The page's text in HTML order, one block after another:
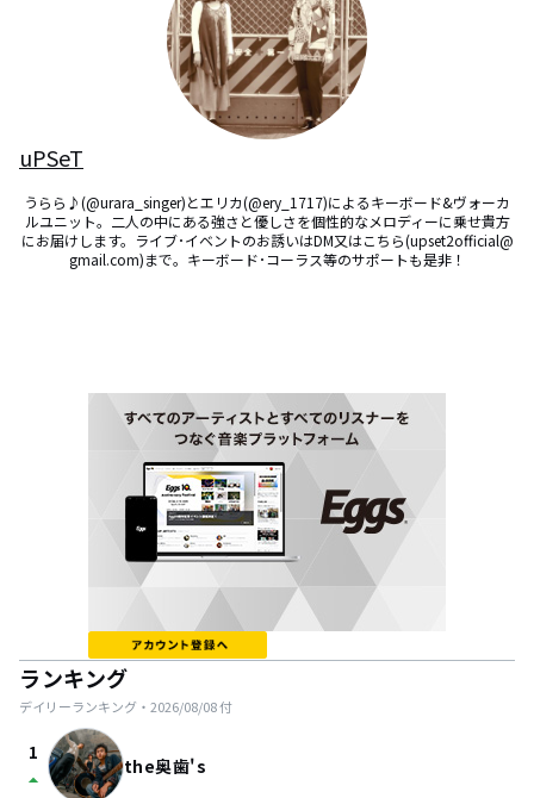
uPSeT
うらら♪(@urara_singer)とエリカ(@ery_1717)によるキーボード&ヴォーカ
ルユニット。二人の中にある強さと優しさを個性的なメロディーに乗せ貴方
にお届けします。ライブ･イベントのお誘いはDM又はこちら(upset2official@
gmail.com)まで。キーボード･コーラス等のサポートも是非！
ランキング
デイリーランキング・ 2026/08/08付
1
arrow_drop_up the奥歯's